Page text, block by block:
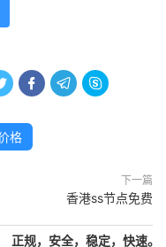
  
格
下一篇
香港ss节点免费
正规，安全，稳定，快速。